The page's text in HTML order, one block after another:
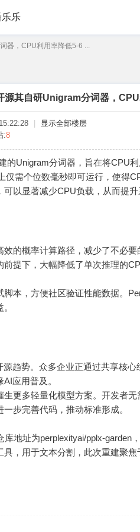
乐乐
器，CPU利用率降低5-6 ...
源其自研Unigram分词器，
显示全部楼层
:8
的Unigram分词器，旨在将CPU
仅需个位数毫秒即可运行，使得
以显著减少CPU负载，从而提升
效的概率计算路径，减少了不必
提下，大幅降低了单次推理的
本，方便社区验证性能数据。
趋势。众多企业正通过共享核
应用普及。
生更多轻量化模型方案。开发者
步完善代码，推动标准形成。
地址为perplexityai/pplx-garden
，用于文本分割，此次重建聚